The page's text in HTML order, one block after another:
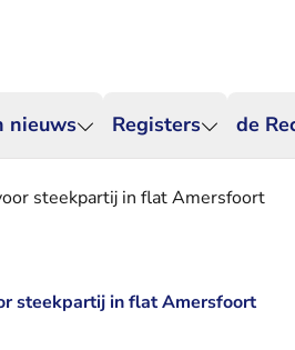
nieuws Registers de
steekpartij in flat Amersfoort
steekpartij in flat Amersfoort